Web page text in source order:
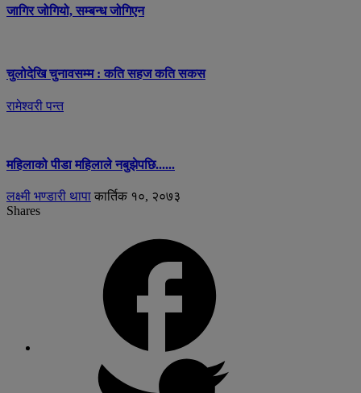
जागिर जोगियो, सम्बन्ध जोगिएन
चुलोदेखि चुनावसम्म : कति सहज कति सकस
रामेश्वरी पन्त
महिलाको पीडा महिलाले नबुझेपछि......
लक्ष्मी भण्डारी थापा कार्तिक १०, २०७३
Shares